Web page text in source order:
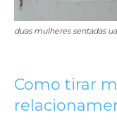
duas mulheres sentadas
Como tirar